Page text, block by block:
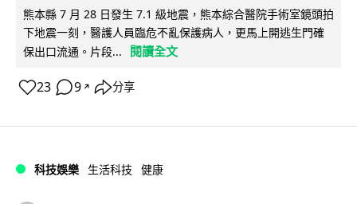
熊本縣 7 月 28 日發生 7.1 級地震，熊本綜合醫院手術室鏡頭拍
下地震一刻，醫護人員臨危不亂保護病人，更馬上開逃生門確
保出口流通。片段...
閱讀全文
23 9 ↗ 分享
科技娛樂 生活科技 健康